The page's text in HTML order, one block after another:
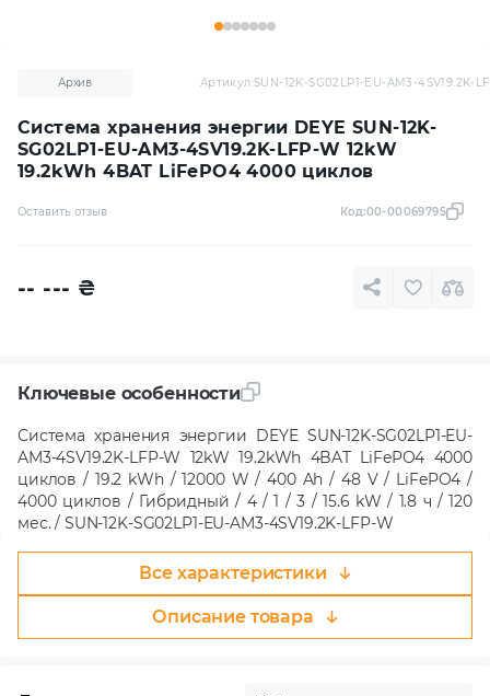
Система хранения энергии DEYE SUN-12K-
SG02LP1-EU-AM3-4SV19.2K-LFP-W 12kW
19.2kWh 4BAT LiFePO4 4000 циклов
Архив Артикул:SUN-12K-SG02LP1-EU-AM3-4SV19.2K-
Оставить отзыв Код:00-00069795
-- --- ₴
Ключевые особенности
Система хранения энергии DEYE SUN-12K-SG02LP1-EU-
AM3-4SV19.2K-LFP-W 12kW 19.2kWh 4BAT LiFePO4 4000
циклов / 19.2 kWh / 12000 W / 400 Ah / 48 V / LiFePO4 /
4000 циклов / Гибридный / 4 / 1 / 3 / 15.6 kW / 1.8 ч / 120
мес. / SUN-12K-SG02LP1-EU-AM3-4SV19.2K-LFP-W
Все характеристики
Описание товара